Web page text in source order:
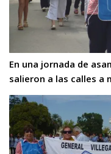
En una jornada de
salieron a las calles a